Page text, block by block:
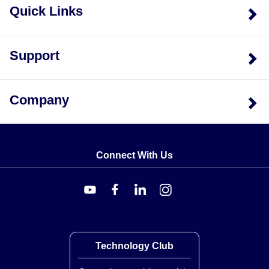
Quick Links
Support
Company
Connect With Us
Technology Club